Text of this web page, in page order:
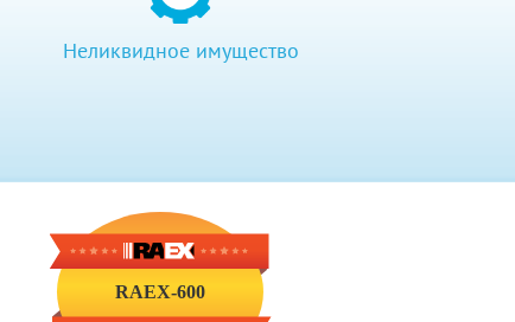
Неликвидное имущество
RAEX-600